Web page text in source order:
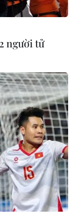
người tử